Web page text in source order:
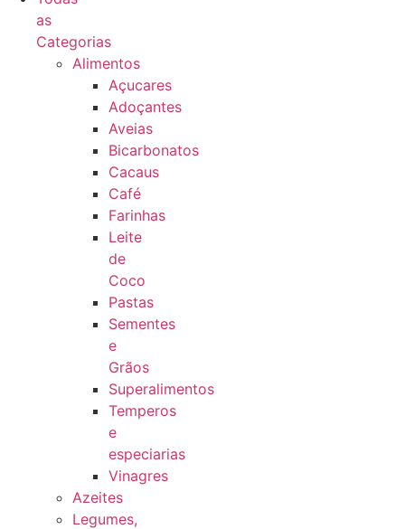
as
Categorias
Alimentos
Açucares
Adoçantes
Aveias
Bicarbonatos
Cacaus
Café
Farinhas
Leite
de
Coco
Pastas
Sementes
e
Grãos
Superalimentos
Temperos
e
especiarias
Vinagres
Azeites
Legumes,